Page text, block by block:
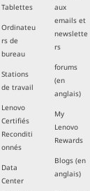
Tablettes
Ordinateu
rs de
bureau
Stations
de travail
Lenovo
Certifiés
Reconditi
onnés
Data
Center
aux
emails et
newslette
rs
forums
(en
anglais)
My
Lenovo
Rewards
Blogs (en
anglais)